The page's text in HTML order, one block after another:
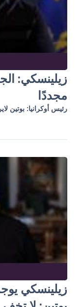
زيلينسكي:
مجددًا
رئيس أوكرانيا: بوتين
زيلينسكي